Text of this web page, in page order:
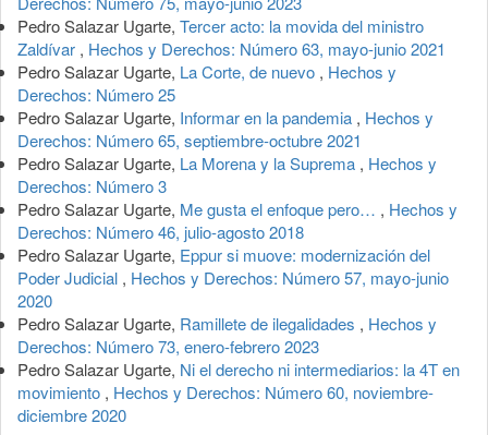
Pedro Salazar Ugarte, Tercer acto: la movida del ministro
Zaldívar , Hechos y Derechos: Número 63, mayo-junio 2021
Pedro Salazar Ugarte, La Corte, de nuevo , Hechos y
Derechos: Número 25
Pedro Salazar Ugarte, Informar en la pandemia , Hechos y
Derechos: Número 65, septiembre-octubre 2021
Pedro Salazar Ugarte, La Morena y la Suprema , Hechos y
Derechos: Número 3
Pedro Salazar Ugarte, Me gusta el enfoque pero… , Hechos y
Derechos: Número 46, julio-agosto 2018
Pedro Salazar Ugarte, Eppur si muove: modernización del
Poder Judicial , Hechos y Derechos: Número 57, mayo-junio
2020
Pedro Salazar Ugarte, Ramillete de ilegalidades , Hechos y
Derechos: Número 73, enero-febrero 2023
Pedro Salazar Ugarte, Ni el derecho ni intermediarios: la 4T en
movimiento , Hechos y Derechos: Número 60, noviembre-
diciembre 2020